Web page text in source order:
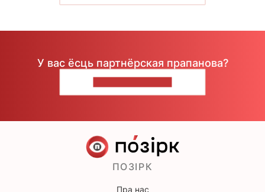
У вас ёсць партнёрская прапанова?
ПОЗІРК
Пра нас